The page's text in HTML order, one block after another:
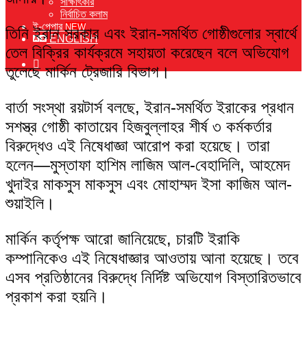
নির্বাচিত কলাম
ই-পেপার NEW
ENGLISH
Switch
skin
তিনি ইরান সরকার এবং ইরান-সমর্থিত গোষ্ঠীগুলোর স্বার্থে
তেল বিক্রির কার্যক্রমে সহায়তা করেছেন বলে অভিযোগ
তুলেছে মার্কিন ট্রেজারি বিভাগ।
বার্তা সংস্থা রয়টার্স বলছে, ইরান-সমর্থিত ইরাকের প্রধান
সশস্ত্র গোষ্ঠী কাতায়েব হিজবুল্লাহর শীর্ষ ৩ কর্মকর্তার
বিরুদ্ধেও এই নিষেধাজ্ঞা আরোপ করা হয়েছে। তারা
হলেন—মুস্তাফা হাশিম লাজিম আল-বেহাদিলি, আহমেদ
খুদাইর মাকসুস মাকসুস এবং মোহাম্মদ ইসা কাজিম আল-
শুয়াইলি।
মার্কিন কর্তৃপক্ষ আরো জানিয়েছে, চারটি ইরাকি
কম্পানিকেও এই নিষেধাজ্ঞার আওতায় আনা হয়েছে। তবে
এসব প্রতিষ্ঠানের বিরুদ্ধে নির্দিষ্ট অভিযোগ বিস্তারিতভাবে
প্রকাশ করা হয়নি।